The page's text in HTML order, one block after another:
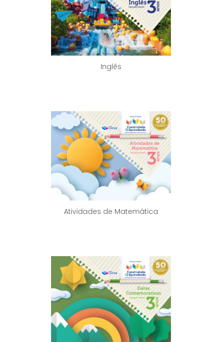
Inglês
Atividades de Matemática